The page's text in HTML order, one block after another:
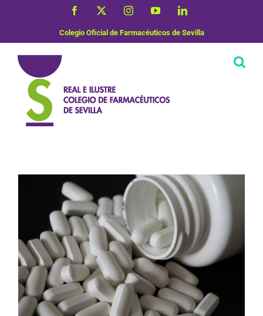
Facebook InstagramYouTubeLinkedIn
Colegio Oficial de Farmacéuticos de Sevilla
Uso correcto de medicamentos